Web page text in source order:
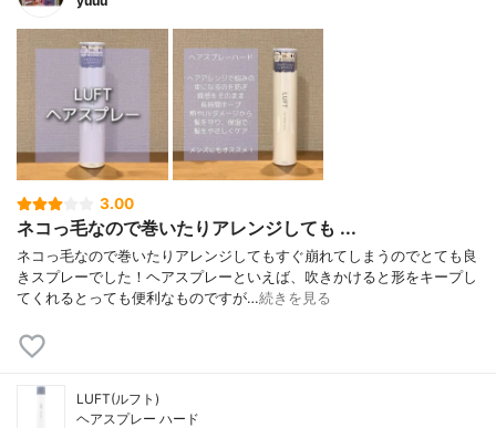
3.00
ネコっ毛なので巻いたりアレンジしても ...
ネコっ毛なので巻いたりアレンジしてもすぐ崩れてしまうのでとても良
きスプレーでした！ヘアスプレーといえば、吹きかけると形をキープし
てくれるとっても便利なものですが…続きを見る
LUFT(ルフト)
ヘアスプレー ハード